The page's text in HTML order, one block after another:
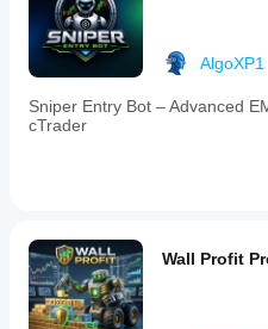
AlgoXP1
Sniper Entry Bot – Advanced
cTrader
Wall Profit